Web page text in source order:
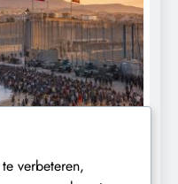
verbeteren,